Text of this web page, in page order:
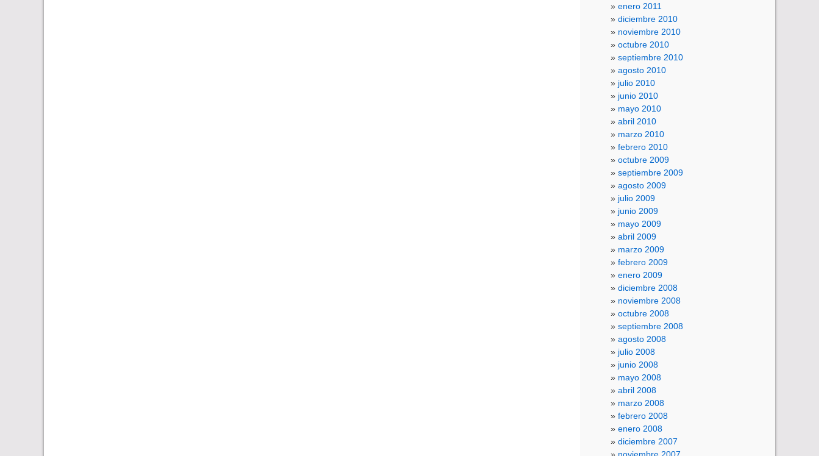
enero 2011
diciembre 2010
noviembre 2010
octubre 2010
septiembre 2010
agosto 2010
julio 2010
junio 2010
mayo 2010
abril 2010
marzo 2010
febrero 2010
octubre 2009
septiembre 2009
agosto 2009
julio 2009
junio 2009
mayo 2009
abril 2009
marzo 2009
febrero 2009
enero 2009
diciembre 2008
noviembre 2008
octubre 2008
septiembre 2008
agosto 2008
julio 2008
junio 2008
mayo 2008
abril 2008
marzo 2008
febrero 2008
enero 2008
diciembre 2007
noviembre 2007